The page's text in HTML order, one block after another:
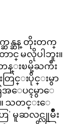
ဆန္ဆန္ တိုး​တက္​
င္ မလိုပါဘူး​။
န္း​ၿမို့​ႀကီး​
ြင္း​ပိုင္း​မွာ
ေပၚမွာ​ေ
း​။ သတင္း​ေ
’ မူဆလင္လူမ်ိဳး​